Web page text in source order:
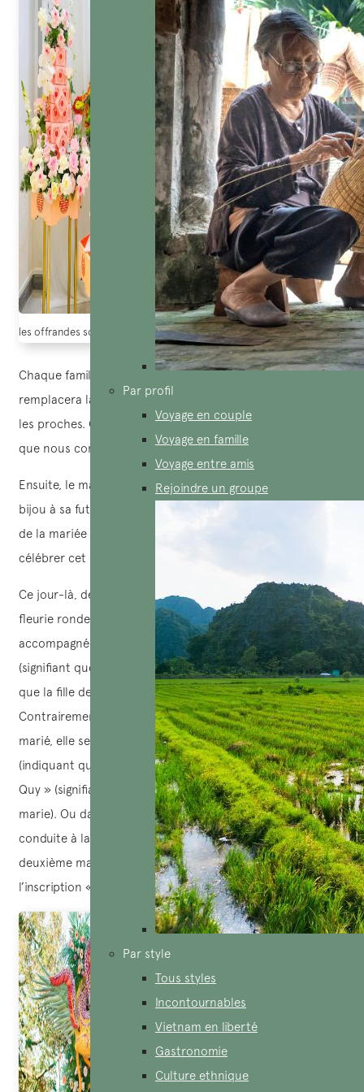
Par profil
Voyage en couple
Voyage en famille
Voyage entre amis
Rejoindre un groupe
Par style
Tous styles
Incontournables
Vietnam en liberté
Gastronomie
Culture ethnique
les offrandes sont données pour la mariée dans le mariage au vietnam
Chaque famille doit prévoir un maître de cérémonie, qui
remplacera la famille pour prononcer un discours devant
les proches. C’est un peu comme le rôle de l’animateur
que nous connaissons.
Ensuite, le marié remettra un anneau de fiançailles ou un
bijou à sa future épouse. À la fin de la cérémonie, la famille
de la mariée organise généralement un petit fête pour
célébrer cet événement spécial.
Ce jour-là, devant la maison, on trouve souvent une porte
fleurie ronde avec de nombreuses fleurs colorées,
accompagnée d’une pancarte indiquant « Đính hôn »
(signifiant que la mariée a été demandée en mariage ou
que la fille de la famille va bientôt se marier).
Contrairement au jour du mariage, si la porte est chez le
marié, elle sera marquée avec les mots « Tân hôn »
(indiquant qu’il y a un fils dans la famille qui se marie), « Vu
Quy » (signifiant qu’il y a une fille dans la famille qui se
marie). Ou dans certains cas où la mariée n’est pas
conduite à la maison de son époux pour célébrer un
deuxième mariage, la pancarte à l’entrée portera
l’inscription « Thành hôn ».